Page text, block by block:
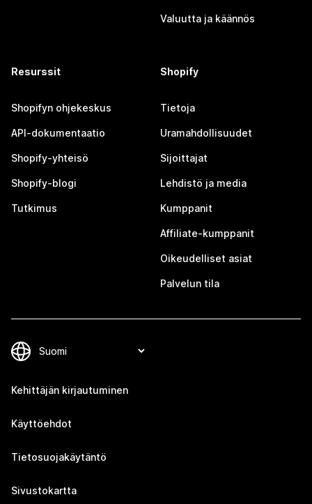
Valuutta ja käännös
Resurssit
Shopifyn ohjekeskus
API-dokumentaatio
Shopify-yhteisö
Shopify-blogi
Tutkimus
Shopify
Tietoja
Uramahdollisuudet
Sijoittajat
Lehdistö ja media
Kumppanit
Affiliate-kumppanit
Oikeudelliset asiat
Palvelun tila
Kehittäjän kirjautuminen
Käyttöehdot
Tietosuojakäytäntö
Sivustokartta